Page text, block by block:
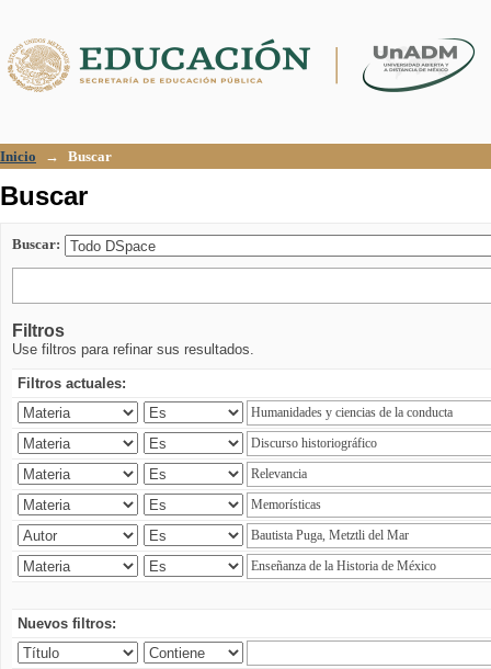
Inicio → Buscar
Buscar
Buscar:
Filtros
Use filtros para refinar sus resultados.
Filtros actuales:
Nuevos filtros: